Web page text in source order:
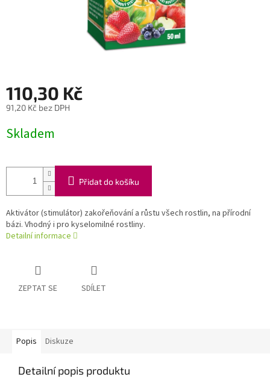
110,30 Kč
91,20 Kč bez DPH
cena:
Skladem
Přidat do košíku
Aktivátor (stimulátor) zakořeňování a růstu všech rostlin, na přírodní
bázi. Vhodný i pro kyselomilné rostliny.
Detailní informace
ZEPTAT SE SDÍLET
Popis Diskuze
Detailní popis produktu